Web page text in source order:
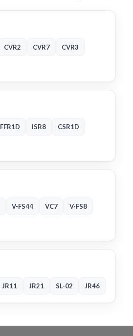
CVR2 CVR7 CVR3
FFR1D ISR8 CSR1D
V-FS44 VC7 V-FS8
JR11 JR21 SL-02 JR46